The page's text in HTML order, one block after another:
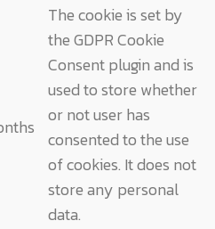
The cookie is set by
the GDPR Cookie
Consent plugin and is
used to store whether
or not user has
consented to the use
of cookies. It does not
store any personal
data.